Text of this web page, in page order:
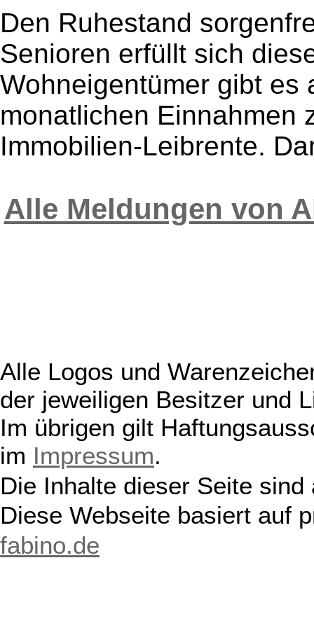
Den Ruhestand
Senioren erfüllt sich
Wohneigentümer gibt es
monatlichen Einnahmen
Immobilien-Leibrente.
Alle Meldungen von
Alle Logos und
der jeweiligen Besitzer und
Im übrigen gilt
im Impressum.
Die Inhalte dieser Seite
Diese Webseite basiert auf
fabino.de